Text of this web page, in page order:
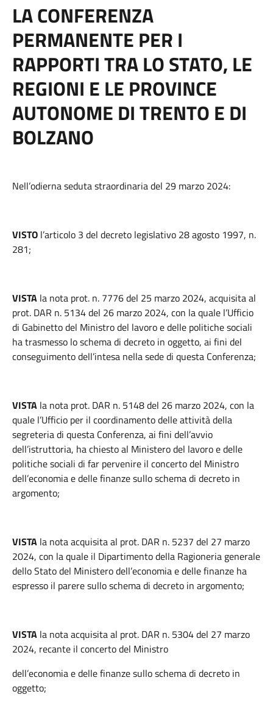
LA CONFERENZA
PERMANENTE PER I
RAPPORTI TRA LO STATO, LE
REGIONI E LE PROVINCE
AUTONOME DI TRENTO E DI
BOLZANO
Nell’odierna seduta straordinaria del 29 marzo 2024:
VISTO l’articolo 3 del decreto legislativo 28 agosto 1997, n.
281;
VISTA la nota prot. n. 7776 del 25 marzo 2024, acquisita al
prot. DAR n. 5134 del 26 marzo 2024, con la quale l’Ufficio
di Gabinetto del Ministro del lavoro e delle politiche sociali
ha trasmesso lo schema di decreto in oggetto, ai fini del
conseguimento dell’intesa nella sede di questa Conferenza;
VISTA la nota prot. DAR n. 5148 del 26 marzo 2024, con la
quale l’Ufficio per il coordinamento delle attività della
segreteria di questa Conferenza, ai fini dell’avvio
dell’istruttoria, ha chiesto al Ministero del lavoro e delle
politiche sociali di far pervenire il concerto del Ministro
dell’economia e delle finanze sullo schema di decreto in
argomento;
VISTA la nota acquisita al prot. DAR n. 5237 del 27 marzo
2024, con la quale il Dipartimento della Ragioneria generale
dello Stato del Ministero dell’economia e delle finanze ha
espresso il parere sullo schema di decreto in argomento;
VISTA la nota acquisita al prot. DAR n. 5304 del 27 marzo
2024, recante il concerto del Ministro
dell’economia e delle finanze sullo schema di decreto in
oggetto;